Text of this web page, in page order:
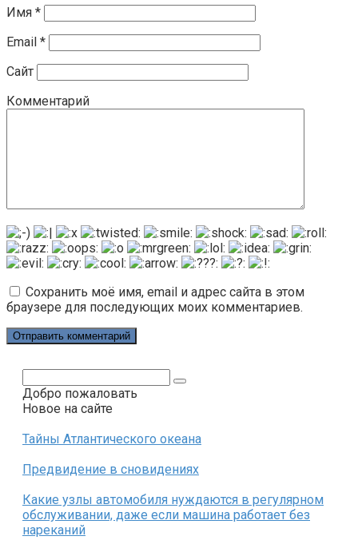
Имя *
Email *
Сайт
Комментарий
Сохранить моё имя, email и адрес сайта в этом
браузере для последующих моих комментариев.
Добро пожаловать
Новое на сайте
Тайны Атлантического океана
Предвидение в сновидениях
Какие узлы автомобиля нуждаются в регулярном
обслуживании, даже если машина работает без
нареканий